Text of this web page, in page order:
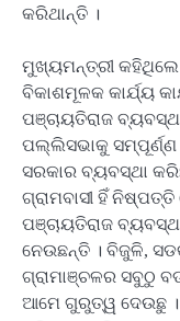
କରିଥାନ୍ତି ।
ମୁଖ୍ୟମନ୍ତ୍ରୀ
ବିକାଶମୂଳକ କାର୍ଯ୍ୟ
ପଞ୍ଚାୟତିରାଜ
ପଲ୍ଲିସଭାକୁ
ସରକାର ବ୍ୟବସ୍ଥା
ଗ୍ରାମବାସୀ ହିଁ
ପଞ୍ଚାୟତିରାଜ
ନେଉଛନ୍ତି । ବିଜୁଳି,
ଗ୍ରାମାଞ୍ଚଳର ସବୁଠୁ
ଆମେ ଗୁରୁତ୍ୱ ଦେଉଛୁ